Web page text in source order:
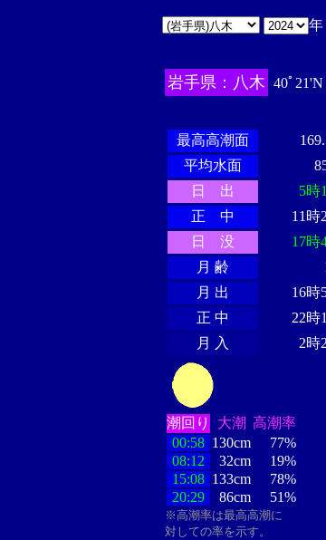
年
岩手県：八木 40ﾟ21'N
最高高潮面
平均水面
日 出
5時
正 中
11時
日 没
17時
月 齢
月 出
16時
正 中
22時
月 入
2時
潮回り 大潮 高潮率
00:58 130cm
77%
08:12
32cm
19%
15:08 133cm
78%
20:29
86cm 51%
※高潮率は最高高潮に
対しての率を示す。